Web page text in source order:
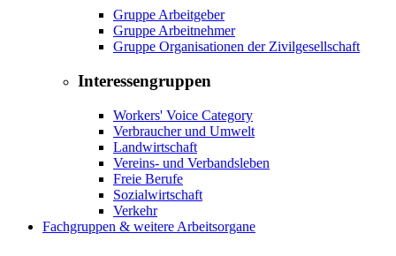
Gruppe Arbeitgeber
Gruppe Arbeitnehmer
Gruppe Organisationen der Zivilgesellschaft
Interessengruppen
Workers' Voice Category
Verbraucher und Umwelt
Landwirtschaft
Vereins- und Verbandsleben
Freie Berufe
Sozialwirtschaft
Verkehr
Fachgruppen & weitere Arbeitsorgane